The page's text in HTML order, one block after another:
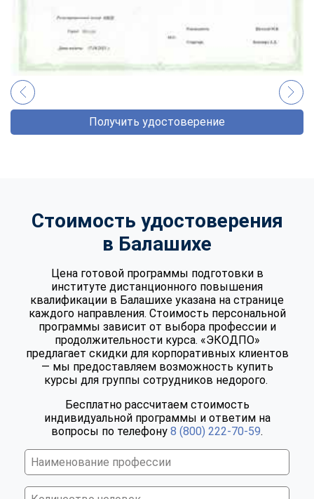
Получить удостоверение
Стоимость удостоверения
в Балашихе
Цена готовой программы подготовки в
институте дистанционного повышения
квалификации в Балашихе указана на странице
каждого направления. Стоимость персональной
программы зависит от выбора профессии и
продолжительности курса. «ЭКОДПО»
предлагает скидки для корпоративных клиентов
— мы предоставляем возможность купить
курсы для группы сотрудников недорого.
Бесплатно рассчитаем стоимость
индивидуальной программы и ответим на
вопросы по телефону 8 (800) 222-70-59.